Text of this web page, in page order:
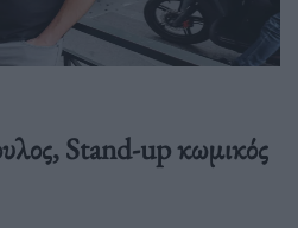
Stand-up κωμικός